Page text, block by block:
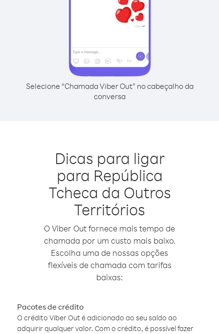
Selecione “Chamada Viber Out” no cabeçalho da
conversa
Dicas para ligar
para República
Tcheca da Outros
Territórios
O Viber Out fornece mais tempo de
chamada por um custo mais baixo.
Escolha uma de nossas opções
flexíveis de chamada com tarifas
baixas:
Pacotes de crédito
O crédito Viber Out é adicionado ao seu saldo ao
adquirir qualquer valor. Com o crédito, é possível fazer